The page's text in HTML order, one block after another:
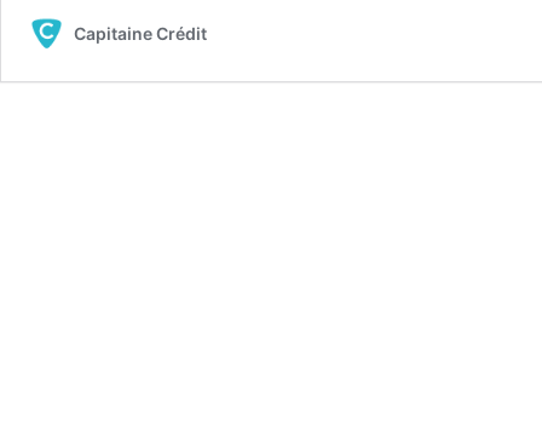
Capitaine Crédit